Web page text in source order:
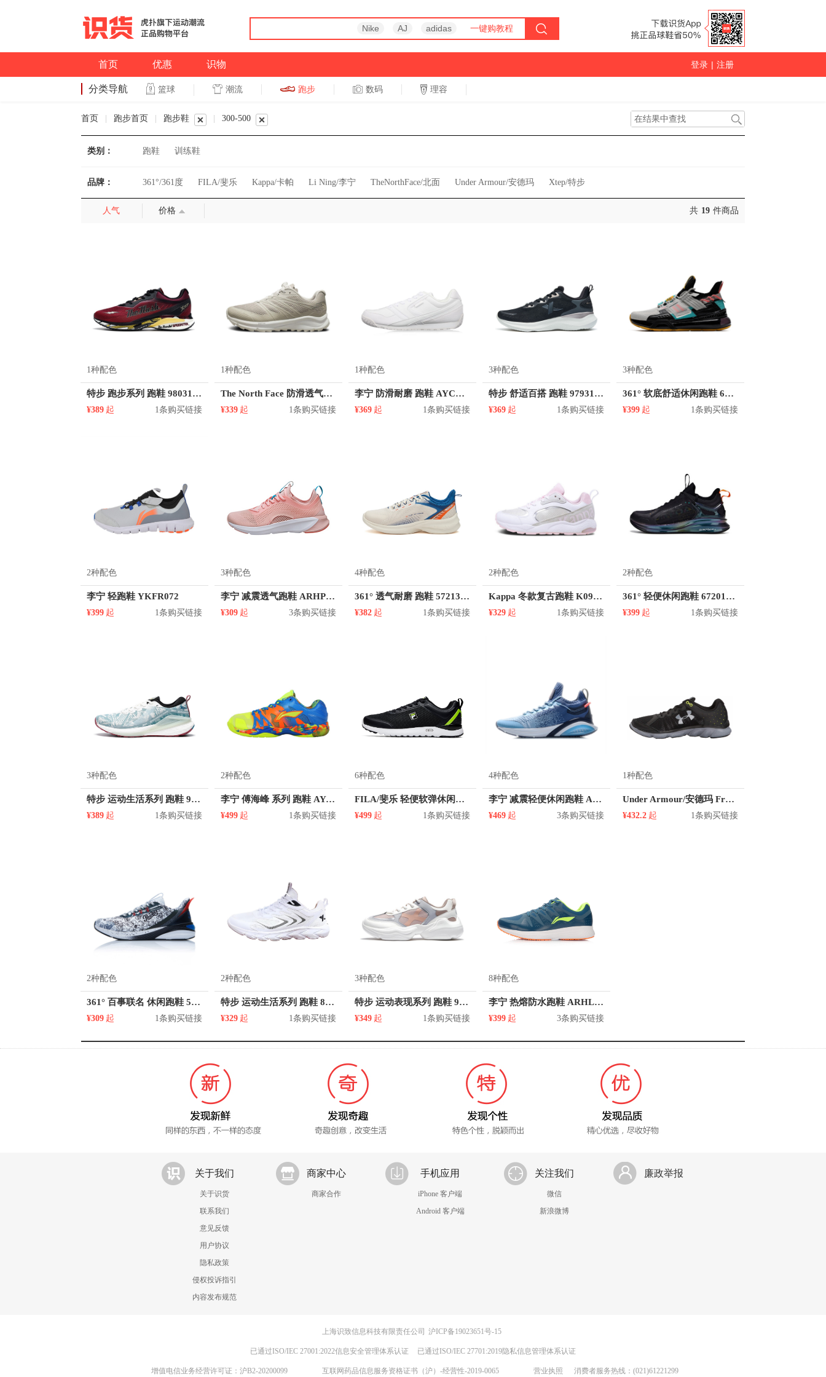
Nike AJ adidas 一键购教程
首页 优惠 识物 登录 | 注册
分类导航 篮球 潮流 跑步 数码 理容
首页 跑步首页 跑步鞋 300-500
类别： 跑鞋 训练鞋
品牌： 361°/361度 FILA/斐乐 Kappa/卡帕 Li Ning/李宁 TheNorthFace/北面 Under Armour/安德玛 Xtep/特步
人气 价格 共 19 件商品
1种配色
特步 跑步系列 跑鞋 980319110916
¥389 起 1条购买链接
1种配色
The North Face 防滑透气越野跑鞋 39I9
¥339 起 1条购买链接
1种配色
李宁 防滑耐磨 跑鞋 AYCL003
¥369 起 1条购买链接
3种配色
特步 舒适百搭 跑鞋 979318110216
¥369 起 1条购买链接
3种配色
361° 软底舒适休闲跑鞋 672032225
¥399 起 1条购买链接
2种配色
李宁 轻跑鞋 YKFR072
¥399 起 1条购买链接
3种配色
李宁 减震透气跑鞋 ARHP086
¥309 起 3条购买链接
4种配色
361° 透气耐磨 跑鞋 572132203
¥382 起 1条购买链接
2种配色
Kappa 冬款复古跑鞋 K0925MM37D
¥329 起 1条购买链接
2种配色
361° 轻便休闲跑鞋 672012237
¥399 起 1条购买链接
3种配色
特步 运动生活系列 跑鞋 979319110004
¥389 起 1条购买链接
2种配色
李宁 傅海峰 系列 跑鞋 AYAL037
¥499 起 1条购买链接
6种配色
FILA/斐乐 轻便软弹休闲跑鞋 A12M012103F
¥499 起 1条购买链接
4种配色
李宁 减震轻便休闲跑鞋 ARHQ109
¥469 起 3条购买链接
1种配色
Under Armour/安德玛 Freedom Assert 6 训练鞋
¥432.2 起 1条购买链接
2种配色
361° 百事联名 休闲跑鞋 572012254
¥309 起 1条购买链接
2种配色
特步 运动生活系列 跑鞋 879119110033
¥329 起 1条购买链接
3种配色
特步 运动表现系列 跑鞋 979118520911
¥349 起 1条购买链接
8种配色
李宁 热熔防水跑鞋 ARHL061
¥399 起 3条购买链接
关于我们
关于识货
联系我们
意见反馈
用户协议
隐私政策
侵权投诉指引
内容发布规范
商家中心
商家合作
手机应用
iPhone 客户端
Android 客户端
关注我们
微信
新浪微博
廉政举报
上海识致信息科技有限责任公司 沪ICP备19023651号-15
已通过ISO/IEC 27001:2022信息安全管理体系认证 已通过ISO/IEC 27701:2019隐私信息管理体系认证
增值电信业务经营许可证：沪B2-20200099 互联网药品信息服务资格证书（沪）-经营性-2019-0065 营业执照 消费者服务热线：(021)61221299